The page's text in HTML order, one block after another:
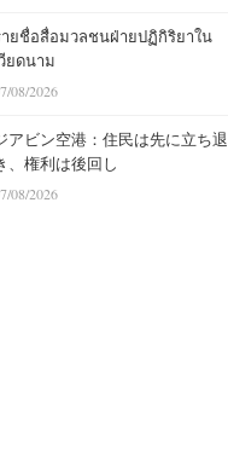
ยชื่อสื่อมวลชนฝ่ายปฏิกิริยาใน
ยดนาม
08/2026
アビン空港：住民は先に立ち退
、権利は後回し
08/2026